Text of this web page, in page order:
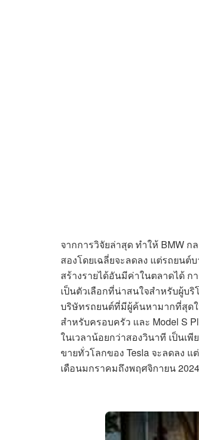
จากการวิจัยล่าสุด ทำให้ BMW
สองโดยเฉลี่ยจะลดลง แต่รถยน
สร้างรายได้อันมีค่าในตลาดได้
เป็นตัวเลือกที่น่าสนใจสำหรับผู้บริ
บริษัทรถยนต์ที่มีผู้ค้นหามากที่สุดใ
สำหรับครอบครัว และ Model S
ในเวลาน้อยกว่าสองวินาที เป็นเ
ขายทั่วโลกของ Tesla จะลดลง
เดือนมกราคมถึงพฤศจิกายน 2024